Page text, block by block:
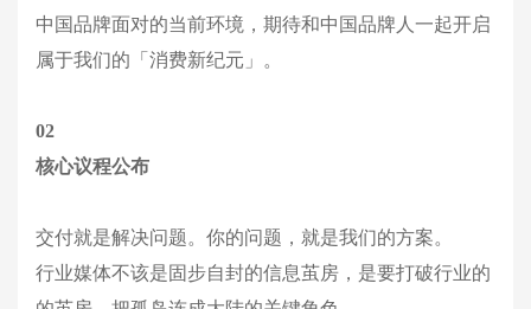
中国品牌面对的当前环境，期待和中国品牌人一起开启
属于我们的「消费新纪元」。
02
核心议程公布
交付就是解决问题。你的问题，就是我们的方案。
行业媒体不该是固步自封的信息茧房，是要打破行业的